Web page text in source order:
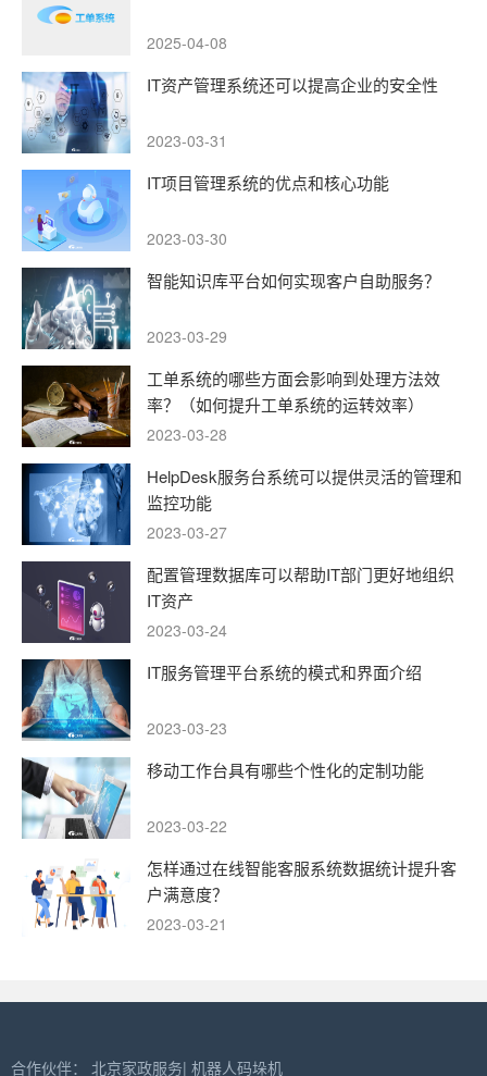
2025-04-08
IT资产管理系统还可以提高企业的安全性
2023-03-31
IT项目管理系统的优点和核心功能
2023-03-30
智能知识库平台如何实现客户自助服务？
2023-03-29
工单系统的哪些方面会影响到处理方法效
率？（如何提升工单系统的运转效率）
2023-03-28
HelpDesk服务台系统可以提供灵活的管理和
监控功能
2023-03-27
配置管理数据库可以帮助IT部门更好地组织
IT资产
2023-03-24
IT服务管理平台系统的模式和界面介绍
2023-03-23
移动工作台具有哪些个性化的定制功能
2023-03-22
怎样通过在线智能客服系统数据统计提升客
户满意度？
2023-03-21
合作伙伴： 北京家政服务| 机器人码垛机